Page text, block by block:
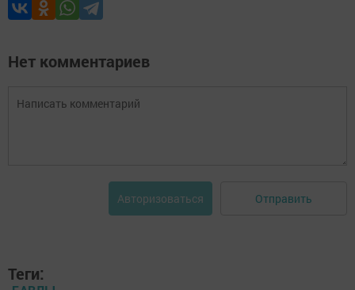
Нет комментариев
Авторизоваться Отправить
Теги: